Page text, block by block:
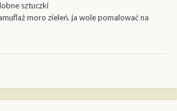
sztuczki
moro zieleń. ja wole pomalować na